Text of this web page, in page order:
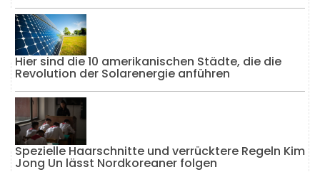
Hier sind die 10 amerikanischen Städte, die die
Revolution der Solarenergie anführen
Spezielle Haarschnitte und verrücktere Regeln Kim
Jong Un lässt Nordkoreaner folgen